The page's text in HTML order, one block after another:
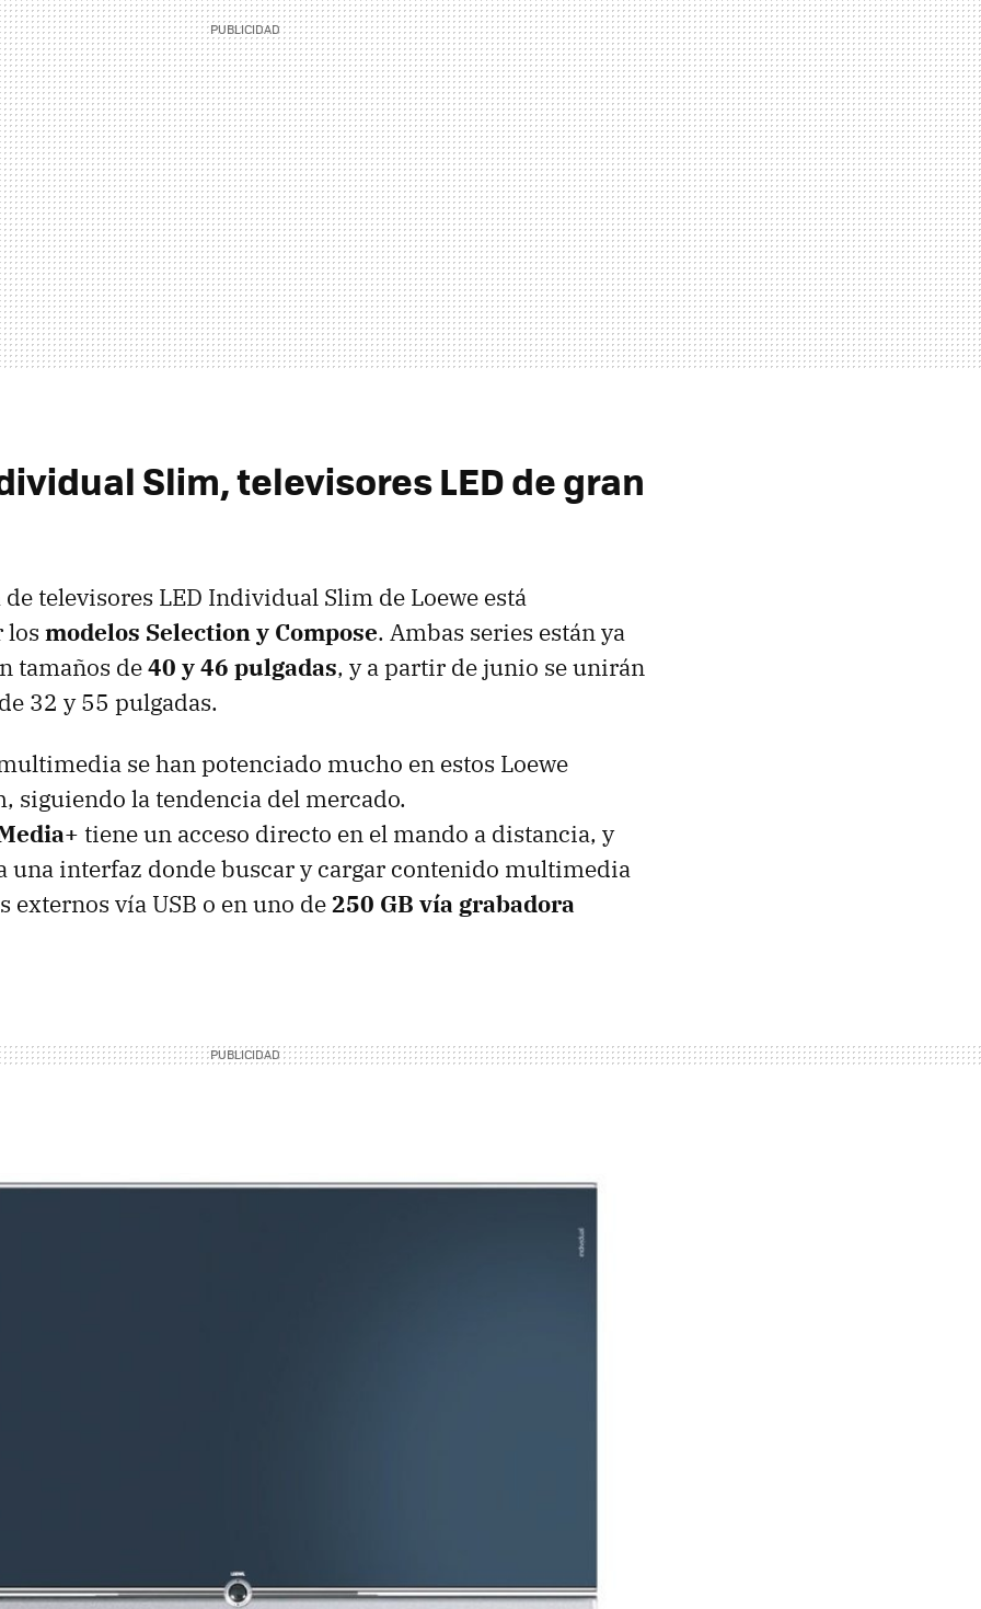
Slim, televisoresLEDde gran
de televisores LED Individual Slim de Loewe está
los modelos Selection y Compose. Ambas series están ya
tamaños de40 y 46 pulgadas, y a partir de junio se unirán
32 y 55 pulgadas.
se han potenciado mucho en estos Loewe
siguiendo la tendencia del mercado.
tiene un acceso directo en el mando a distancia, y
una interfaz donde buscar y cargar contenido multimedia
externos vía USB o en uno de250 GB vía grabadora